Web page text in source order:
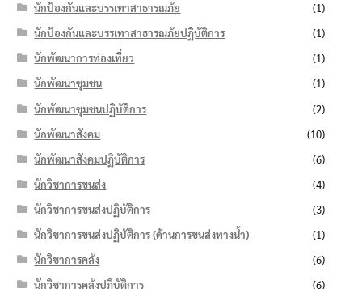
นักป้องกันและบรรเทาสาธารณภัย
(1)
นักป้องกันและบรรเทาสาธารณภัยปฏิบัติการ
(1)
นักพัฒนาการท่องเที่ยว
(1)
นักพัฒนาชุมชน
(1)
นักพัฒนาชุมชนปฏิบัติการ
(2)
นักพัฒนาสังคม
(10)
นักพัฒนาสังคมปฏิบัติการ
(6)
นักวิชาการขนส่ง
(4)
นักวิชาการขนส่งปฏิบัติการ
(3)
นักวิชาการขนส่งปฏิบัติการ (ด้านการขนส่งทางน้ำ)
(1)
นักวิชาการคลัง
(6)
นักวิชาการคลังปฏิบัติการ
(6)